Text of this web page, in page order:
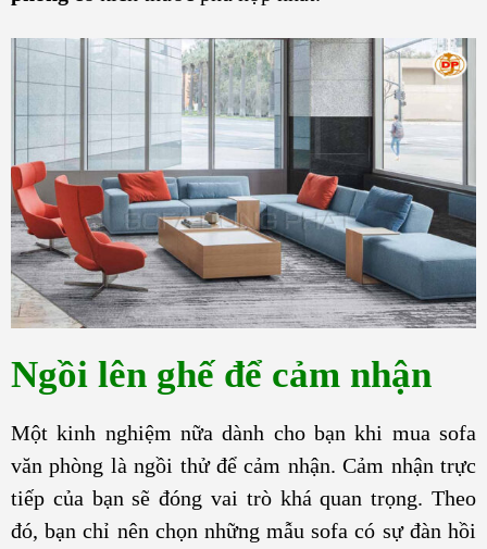
Ngồi lên ghế để cảm nhận
Một kinh nghiệm nữa dành cho bạn khi mua sofa
văn phòng là ngồi thử để cảm nhận. Cảm nhận trực
tiếp của bạn sẽ đóng vai trò khá quan trọng. Theo
đó, bạn chỉ nên chọn những mẫu sofa có sự đàn hồi